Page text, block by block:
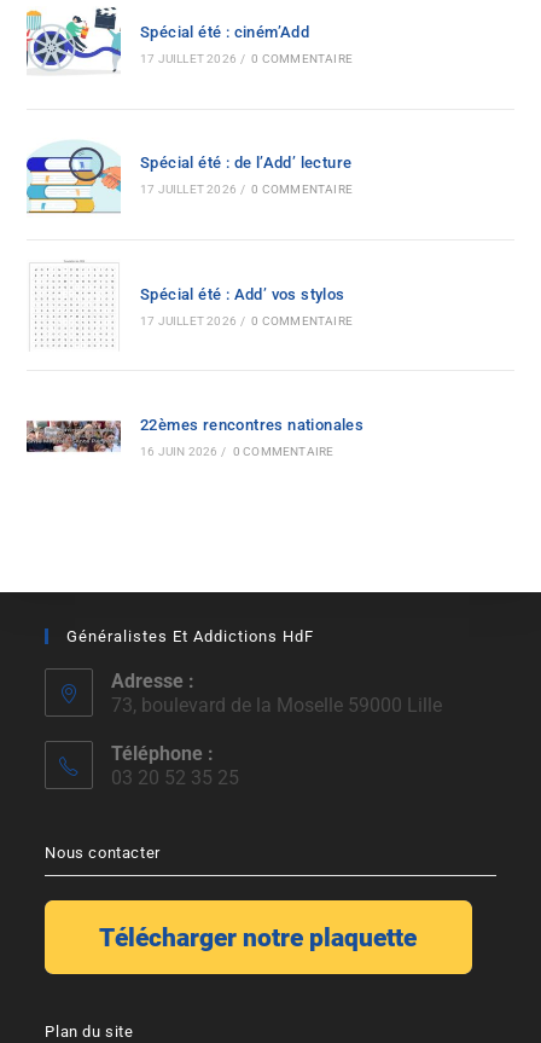
Spécial été : ciném’Add
17 JUILLET 2026 / 0 COMMENTAIRE
Spécial été : de l’Add’ lecture
17 JUILLET 2026 / 0 COMMENTAIRE
Spécial été : Add’ vos stylos
17 JUILLET 2026 / 0 COMMENTAIRE
22èmes rencontres nationales
16 JUIN 2026 / 0 COMMENTAIRE
Généralistes Et Addictions HdF
Adresse :
73, boulevard de la Moselle 59000 Lille
Téléphone :
03 20 52 35 25
Nous contacter
Plan du site